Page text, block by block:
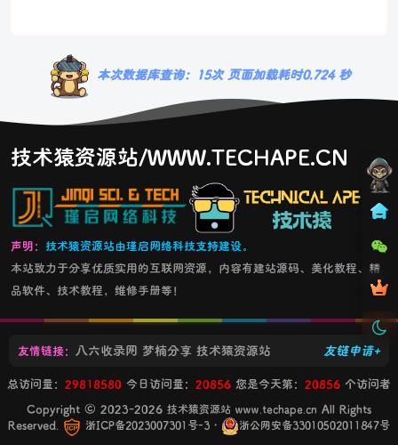
本次数据库查询：15次 页面加载耗时0.724 秒
技术猿资源站/WWW.TECHAPE.CN
声明： 技术猿资源站由瑾启网络科技支持建设。
本站致力于分享优质实用的互联网资源，内容有建站源码、美化教程、精
品软件、技术教程，维修手册等！
友链申请+
友情链接： 八六收录网 梦楠分享 技术猿资源站
总访问量： 29818580 今日访问量： 20856 您是今天第： 20856 个访问者
Copyright © 2023-2026 技术猿资源站 www.techape.cn All Rights
Reserved.
浙ICP备2023007301号-3 ・ 浙公网安备33010502011847号